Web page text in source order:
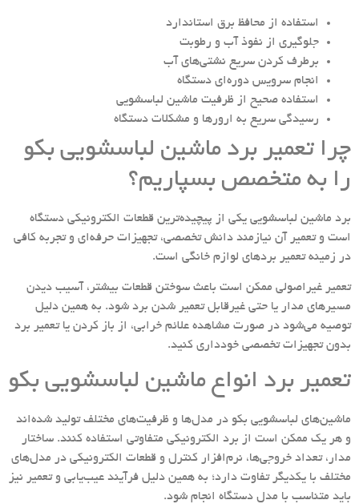
استفاده از محافظ برق استاندارد
جلوگیری از نفوذ آب و رطوبت
برطرف کردن سریع نشتی‌های آب
انجام سرویس دوره‌ای دستگاه
استفاده صحیح از ظرفیت ماشین لباسشویی
رسیدگی سریع به ارورها و مشکلات دستگاه
چرا تعمیر برد ماشین لباسشویی بکو
را به متخصص بسپاریم؟
برد ماشین لباسشویی یکی از پیچیده‌ترین قطعات الکترونیکی دستگاه
است و تعمیر آن نیازمند دانش تخصصی، تجهیزات حرفه‌ای و تجربه کافی
در زمینه تعمیر بردهای لوازم خانگی است.
تعمیر غیراصولی ممکن است باعث سوختن قطعات بیشتر، آسیب دیدن
مسیرهای مدار یا حتی غیرقابل تعمیر شدن برد شود. به همین دلیل
توصیه می‌شود در صورت مشاهده علائم خرابی، از باز کردن یا تعمیر برد
بدون تجهیزات تخصصی خودداری کنید.
تعمیر برد انواع ماشین لباسشویی بکو
ماشین‌های لباسشویی بکو در مدل‌ها و ظرفیت‌های مختلف تولید شده‌اند
و هر یک ممکن است از برد الکترونیکی متفاوتی استفاده کنند. ساختار
مدار، تعداد خروجی‌ها، نرم‌افزار کنترل و قطعات الکترونیکی در مدل‌های
مختلف با یکدیگر تفاوت دارد؛ به همین دلیل فرآیند عیب‌یابی و تعمیر نیز
باید متناسب با مدل دستگاه انجام شود.